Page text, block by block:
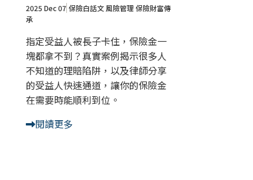
2025 Dec 07 保險白話文 風險管理 保險財富傳
承
指定受益人被長子卡住，保險金一
塊都拿不到？真實案例揭示很多人
不知道的理賠陷阱，以及律師分享
的受益人快速通道，讓你的保險金
在需要時能順利到位。
閱讀更多